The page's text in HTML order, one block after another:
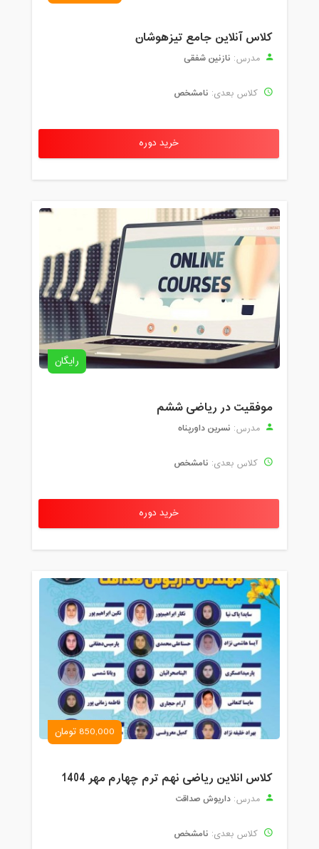
کلاس آنلاین جامع تیزهوشان
مدرس: نازنین شفقی
کلاس بعدی: نامشخص
خرید دوره
رایگان
موفقیت در ریاضی ششم
مدرس: نسرین داورپناه
کلاس بعدی: نامشخص
خرید دوره
850,000 تومان
کلاس انلاین ریاضی نهم ترم چهارم مهر 1404
مدرس: داریوش صداقت
کلاس بعدی: نامشخص